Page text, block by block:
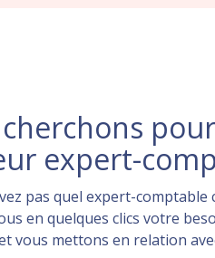
expert-
pas quel expert-
en quelques clics votre
vous mettons en relation